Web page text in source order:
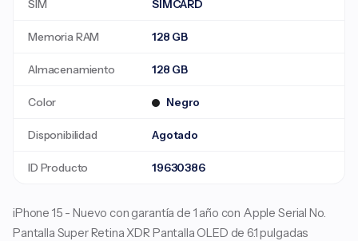
SIM SIMCARD
Memoria RAM 128 GB
Almacenamiento 128 GB
Color Negro
Disponibilidad Agotado
ID Producto 19630386
iPhone 15 - Nuevo con garantía de 1 año con Apple Serial No.
Pantalla Super Retina XDR Pantalla OLED de 6.1 pulgadas